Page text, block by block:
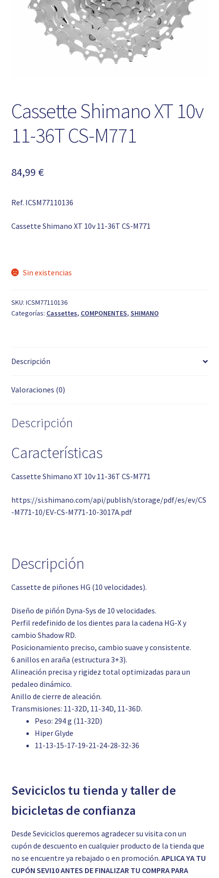
Cassette Shimano XT 10v
11-36T CS-M771
84,99 €
Ref. ICSM77110136
Cassette Shimano XT 10v 11-36T CS-M771
Sin existencias
SKU: ICSM77110136
Categorías: Cassettes, COMPONENTES, SHIMANO
Descripción
Valoraciones (0)
Descripción
Características
Cassette Shimano XT 10v 11-36T CS-M771
https://si.shimano.com/api/publish/storage/pdf/es/ev/CS
-M771-10/EV-CS-M771-10-3017A.pdf
Descripción
Cassette de piñones HG (10 velocidades).
Diseño de piñón Dyna-Sys de 10 velocidades.
Perfil redefinido de los dientes para la cadena HG-X y
cambio Shadow RD.
Posicionamiento preciso, cambio suave y consistente.
6 anillos en araña (estructura 3+3).
Alineación precisa y rigidez total optimizadas para un
pedaleo dinámico.
Anillo de cierre de aleación.
Transmisiones: 11-32D, 11-34D, 11-36D.
Peso: 294 g (11-32D)
Hiper Glyde
11-13-15-17-19-21-24-28-32-36
Seviciclos tu tienda y taller de
bicicletas de confianza
Desde Seviciclos queremos agradecer su visita con un
cupón de descuento en cualquier producto de la tienda que
no se encuentre ya rebajado o en promoción. APLICA YA TU
CUPÓN SEVI10 ANTES DE FINALIZAR TU COMPRA PARA